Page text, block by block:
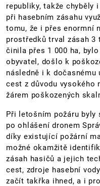
republiky, takže chyběly
při hasebním zásahu
tomu, že i přes enormní
prostředků trval zásah 3
činila přes 1 000 ha,
obyvatel, došlo k
následně i k
cest z důvodu vysokého
žárem poškozených
Při letošním požáru byly
po ohlášení dronem
díky existující požární
možné okamžitě
zásah hasičů a jejich
cest, zdroje hasební
začít takřka ihned, a i